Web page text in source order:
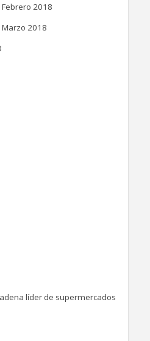
2018
Marzo 2018
líder de supermercados